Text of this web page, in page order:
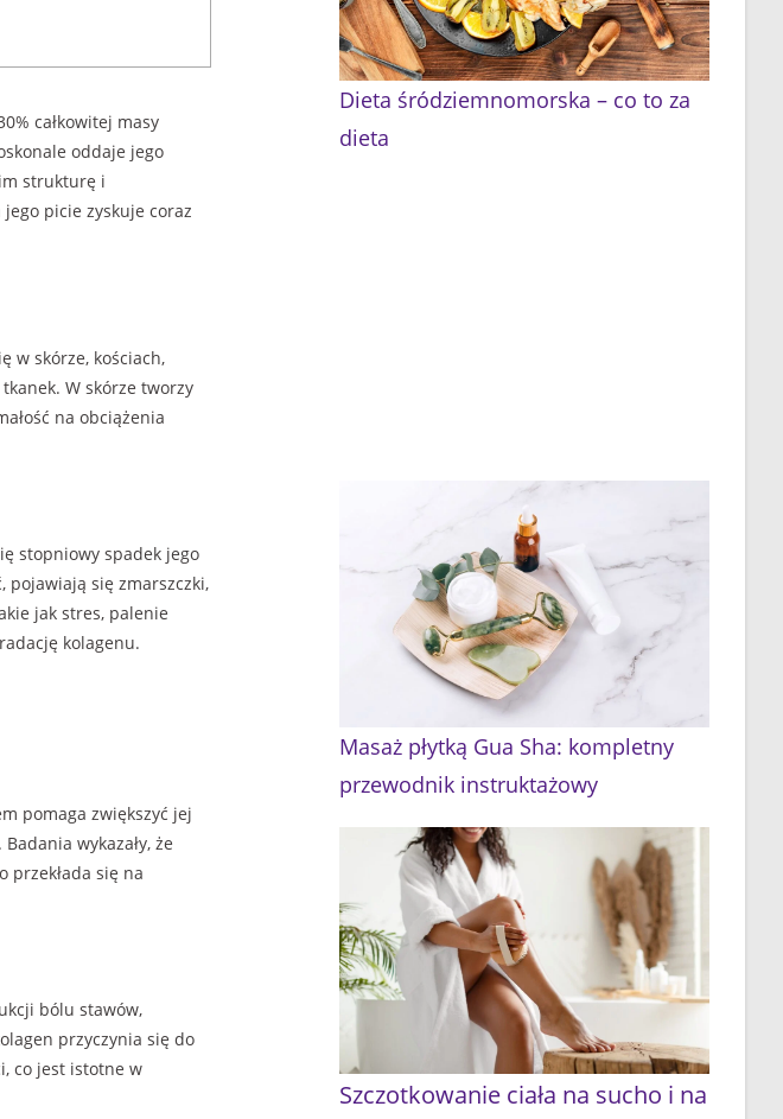
całkowitej masy
oddaje jego
strukturę i
picie zyskuje coraz
w skórze, kościach,
W skórze tworzy
na obciążenia
stopniowy spadek jego
pojawiają się zmarszczki,
jak stres, palenie
kolagenu.
pomaga zwiększyć jej
wykazały, że
przekłada się na
bólu stawów,
przyczynia się do
co jest istotne w
Dieta śródziemnomorska – co to za
dieta
Masaż płytką Gua Sha: kompletny
przewodnik instruktażowy
Szczotkowanie ciała na sucho i na